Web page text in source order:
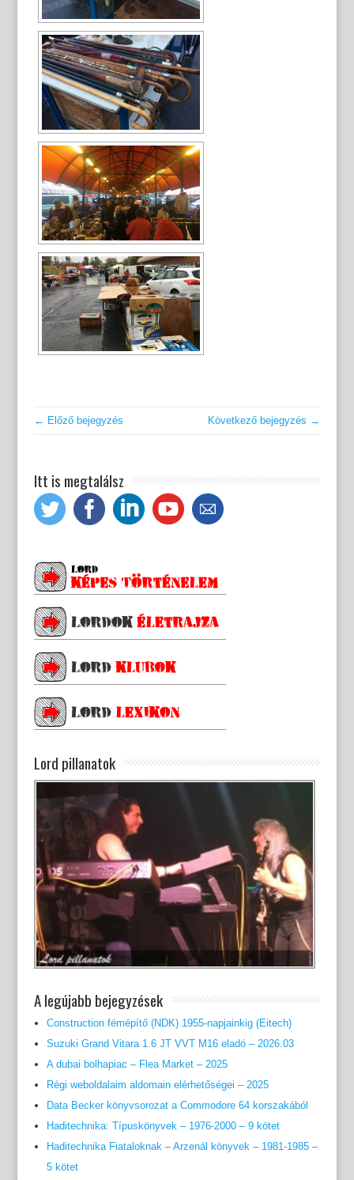
← Előző bejegyzés Következő bejegyzés →
Itt is megtalálsz
Lord pillanatok
A legújabb bejegyzések
Construction fémépítő (NDK) 1955-napjainkig (Eitech)
Suzuki Grand Vitara 1.6 JT VVT M16 eladó – 2026.03
A dubai bolhapiac – Flea Market – 2025
Régi weboldalaim aldomain elérhetőségei – 2025
Data Becker könyvsorozat a Commodore 64 korszakából
Haditechnika: Típuskönyvek – 1976-2000 – 9 kötet
Haditechnika Fiataloknak – Arzenál könyvek – 1981-1985 –
5 kötet